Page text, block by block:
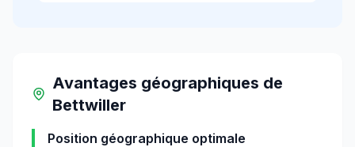
Avantages géographiques de
Bettwiller
Position géographique optimale